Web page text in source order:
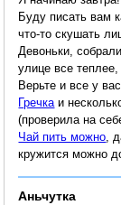
Буду писать вам
что-то скушать
Девоньки,
улице все
Верьте и все у
Гречка и
(проверила на
Чай пить можно ,
кружится можно
Аньчутка